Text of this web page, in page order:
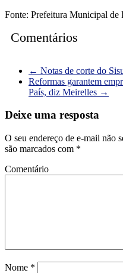
Fonte: Prefeitura Municipal de
Comentários
← Notas de corte do
Reformas garantem
País, diz Meirelles →
Deixe uma resposta
O seu endereço de e-mail não
são marcados com *
Comentário
Nome *